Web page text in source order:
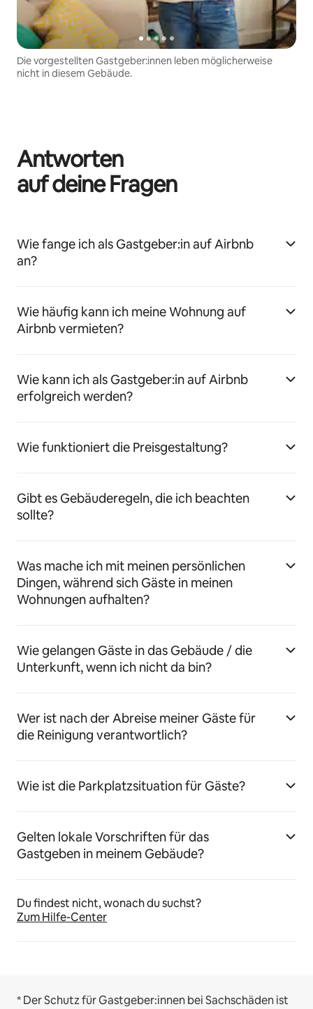
Die vorgestellten Gastgeber:innen leben möglicherweise
nicht in diesem Gebäude.
Antworten
auf deine Fragen
Wie fange ich als Gastgeber:in auf Airbnb
an?
Wie häufig kann ich meine Wohnung auf
Airbnb vermieten?
Wie kann ich als Gastgeber:in auf Airbnb
erfolgreich werden?
Wie funktioniert die Preisgestaltung?
Gibt es Gebäuderegeln, die ich beachten
sollte?
Was mache ich mit meinen persönlichen
Dingen, während sich Gäste in meinen
Wohnungen aufhalten?
Wie gelangen Gäste in das Gebäude / die
Unterkunft, wenn ich nicht da bin?
Wer ist nach der Abreise meiner Gäste für
die Reinigung verantwortlich?
Wie ist die Parkplatzsituation für Gäste?
Gelten lokale Vorschriften für das
Gastgeben in meinem Gebäude?
Du findest nicht, wonach du suchst?
Zum Hilfe-Center
* Der Schutz für Gastgeber:innen bei Sachschäden ist